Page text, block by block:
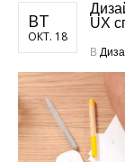
ВТ
ОКТ. 18
UX
В